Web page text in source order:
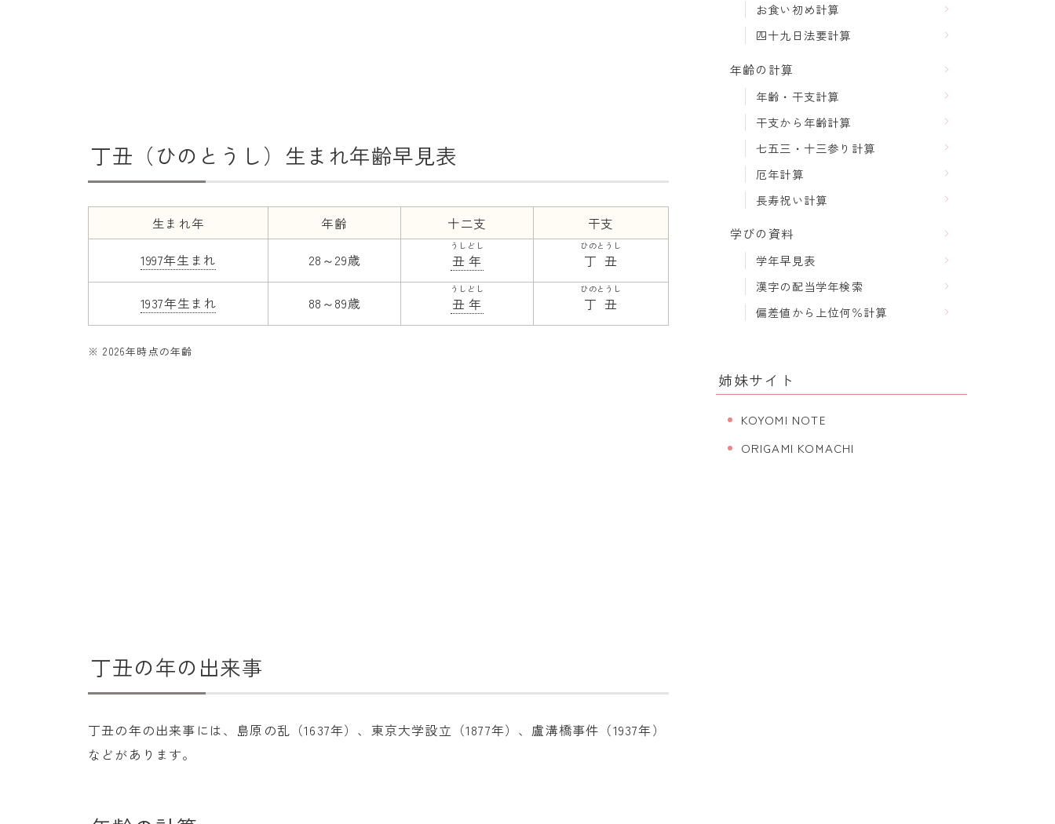
丁丑（ひのとうし）生まれ年齢早見表
生まれ年 年齢 十二支 干支
1997年生まれ 28～29歳 丑年
うしどし
丁丑
ひのとうし
1937年生まれ 88～89歳 丑年
うしどし
丁丑
ひのとうし
※ 2026年時点の年齢
丁丑の年の出来事
丁丑の年の出来事には、島原の乱（1637年）、東京大学設立（1877年）、盧溝橋事件（1937年）
などがあります。
お食い初め計算
四十九日法要計算
年齢の計算
年齢・干支計算
干支から年齢計算
七五三・十三参り計算
厄年計算
長寿祝い計算
学びの資料
学年早見表
漢字の配当学年検索
偏差値から上位何％計算
姉妹サイト
KOYOMI NOTE
ORIGAMI KOMACHI